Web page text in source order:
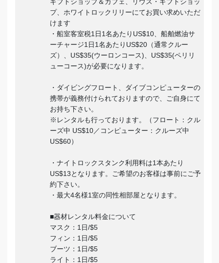
プ、ホワイトロックリリーにてお買い求めいただ
けます
・船室客室税1日1名あたりUS$10、船舶燃油サ
ーチャージ1日1名あたりUS$20（通常クルー
ズ）、US$35(ウーロンコース)、US$35(ペリリ
ューコース)が必要になります。
・ダイビングフロート、ダイブコンピューターの
携帯が義務付けられておりますので、ご自身にて
お持ち下さい。
※レンタルも行っております。（フロート：クル
ーズ中 US$10／コンピューター：クルーズ中
US$60）
・ナイトロックスタンク利用料は1本あたり
US$13となります。ご希望のお客様は事前にご予
約下さい。
・最大4名様1室の同性相部屋となります。
■器材レンタル料金について
マスク：1日/$5
フィン：1日/$5
ブーツ：1日/$5
ライト：1日/$5